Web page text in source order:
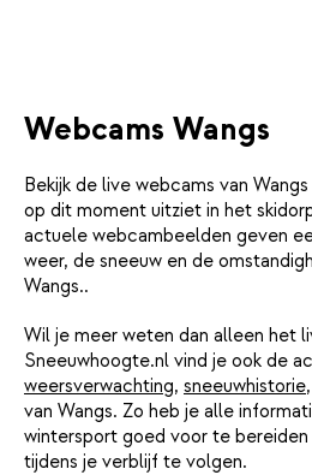
Webcams Wangs
Bekijk de live webcams van
op dit moment uitziet in het
actuele webcambeelden geven
weer, de sneeuw en de
Wangs..
Wil je meer weten dan alleen het
Sneeuwhoogte.nl vind je ook de
weersverwachting, sneeuwhistorie,
van Wangs. Zo heb je alle
wintersport goed voor te
tijdens je verblijf te volgen.